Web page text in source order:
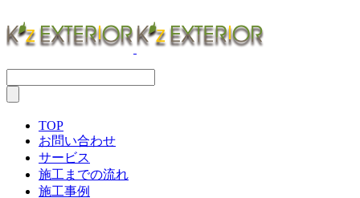
TOP
お問い合わせ
サービス
施工までの流れ
施工事例